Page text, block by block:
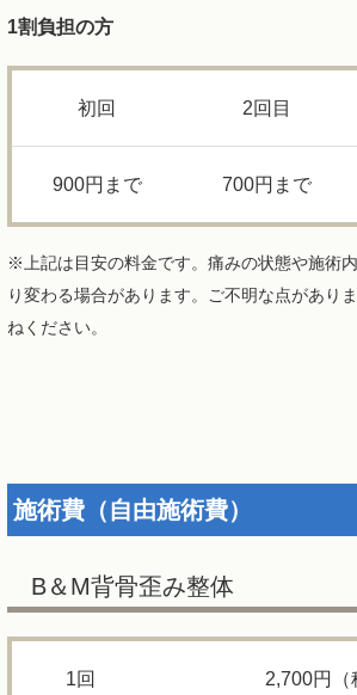
1割負担の方
初回 2回目
900円まで 700円まで
※上記は目安の料金です。痛みの状態や施術
り変わる場合があります。ご不明な点があり
ねください。
施術費（自由施術費）
B＆M背骨歪み整体
1回 2,700円（